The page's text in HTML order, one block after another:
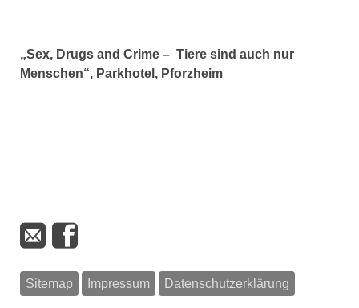
„Sex, Drugs and Crime – Tiere sind auch nur
Menschen“, Parkhotel, Pforzheim
Sitemap Impressum Datenschutzerklärung